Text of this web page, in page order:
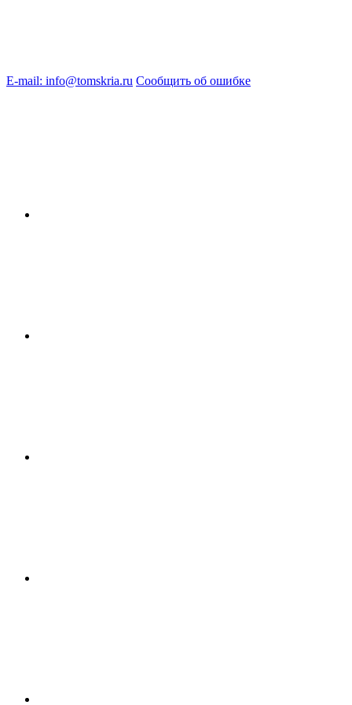
E-mail: info@tomskria.ru Сообщить об ошибке